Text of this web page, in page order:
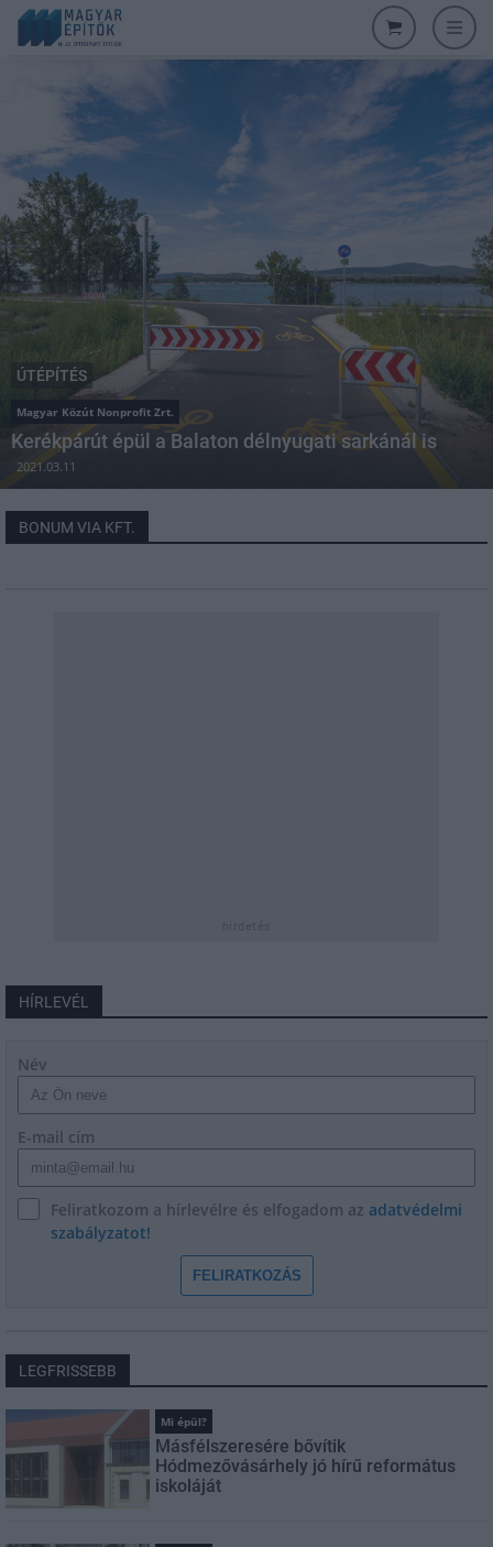
ÚTÉPÍTÉS
Magyar Közút Nonprofit Zrt.
Kerékpárút épül a Balaton délnyugati sarkánál is
2021.03.11
BONUM VIA KFT.
HÍRLEVÉL
Név
E-mail cím
Feliratkozom a hírlevélre és elfogadom az adatvédelmi
szabályzatot!
FELIRATKOZÁS
LEGFRISSEBB
Mi épül?
Másfélszeresére bővítik
Hódmezővásárhely jó hírű református
iskoláját